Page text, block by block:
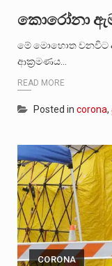
කොරෝනා
මේ මොහොත වනවිට
ආක්‍රමණය…
READ MORE
Posted in corona,
CORONA